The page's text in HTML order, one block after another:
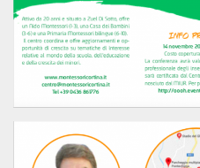
cf_clearance
Inc.